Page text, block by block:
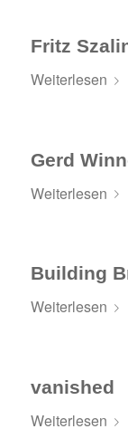
Fritz
Weiterlesen
Gerd
Weiterlesen
Building
Weiterlesen
vanished
Weiterlesen